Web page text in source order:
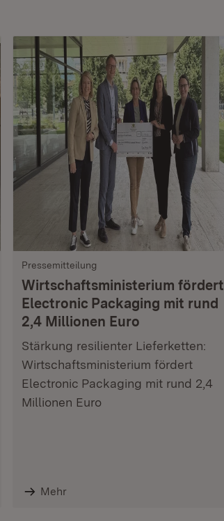
Pressemitteilung
Wirtschaftsministerium fördert
Electronic Packaging mit rund
2,4 Millionen Euro
Stärkung resilienter Lieferketten:
Wirtschaftsministerium fördert
Electronic Packaging mit rund 2,4
Millionen Euro
Mehr